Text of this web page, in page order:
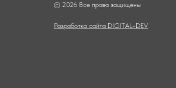
© 2026 Все права защищены
Разработка сайта DIGITAL-DEV